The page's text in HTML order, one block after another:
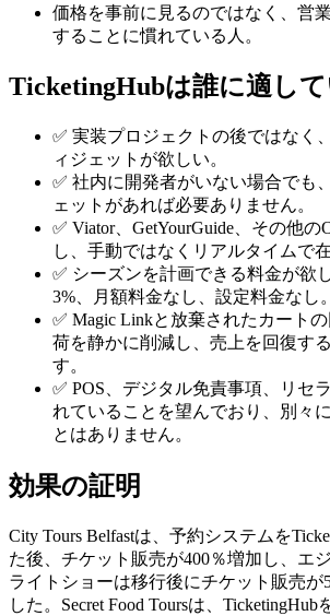
価格を事前に見るのではなく、営
することに慣れている人。
TicketingHubは誰に適し
✅ 実装プロジェクトの後ではなく
ィジェットが欲しい。
✅ 社内に開発者がいない場合でも
ェットがあれば必要ありません。
✅ Viator、GetYourGuide、その他
し、手動ではなくリアルタイムで
✅ シーズンを計画できる料金が欲
3%、月額料金なし、設定料金なし。
✅ Magic Linkと放棄されたカート
荷を静かに削減し、売上を回復す
す。
✅ POS、デジタル免責事項、リセ
れていることを望んでおり、別々
とはありません。
効果の証明
City Tours Belfastは、予約システムを
た後、チケット販売が400％増加し、エ
ライトショーは移行後にチケット販売が
した。Secret Food Toursは、TicketingHub